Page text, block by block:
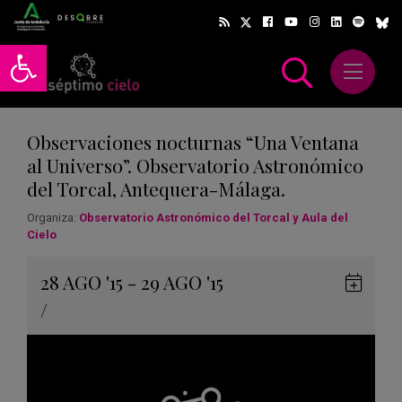
Abrir barra de herramientas
Abrir
Observaciones nocturnas “Una Ventana
al Universo”. Observatorio Astronómico
del Torcal, Antequera-Málaga.
Organiza: Observatorio Astronómico del Torcal y Aula del
Cielo
28 AGO '15 - 29 AGO '15
/